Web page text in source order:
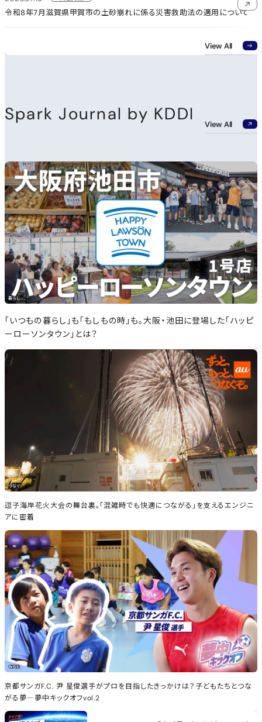
令和8年7月滋賀県甲賀市の土砂崩れに係る災害救助法の適用について新
View All
Spark Journal by KDDI View All新規ウ
もの時」も。大阪・池田に登場した「ハッピ
新規ウィンドウで開く
混雑時でも快適につながる」を支えるエンジニ
プロを目指したきっかけは？子どもたちとつな
新規ウィンドウで開く
つなぐ
99%の業務では見えなか
テクノロジー
AI前提社会へ向けて―あなた
つなぐ
10代の約半数がスマホ依存傾